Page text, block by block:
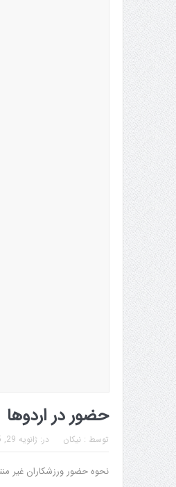
حضور در اردوها
توسط :نیکان در: ژانویه 29, 2015
نحوه حضور ورزشکاران غیر